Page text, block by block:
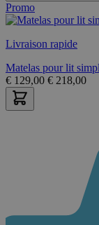
Promo
Livraison rapide
Matelas pour lit
€ 129,00 € 218,00